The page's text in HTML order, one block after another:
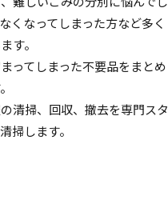
くなってしまった方など多く
す。
ってしまった不要品をまとめ
清掃、回収、撤去を専門スタ
掃します。